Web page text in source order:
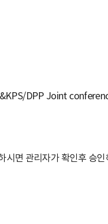
DPP Joint
면 관리자가 확인후 승